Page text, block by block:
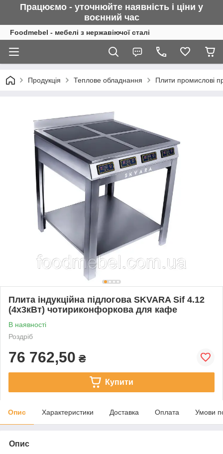
Працюємо - уточнюйте наявність і ціни у
воєнний час
Foodmebel - мебелі з нержавіючої сталі
Продукція Теплове обладнання Плити промислові
Плита індукційна підлогова SKVARA Sif 4.12
(4х3кВт) чотириконфоркова для кафе
В наявності
Роздріб
76 762,50 ₴
Купити
Опис Характеристики Доставка Оплата Умови
Опис